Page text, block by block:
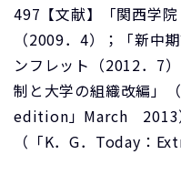
497【文献】「関西学
（2009．4）；「新中
ンフレット（2012．7
制と大学の組織改編」
edition」March 2013
（「K．G．Today：